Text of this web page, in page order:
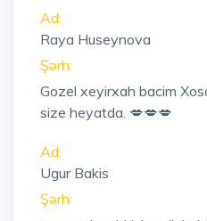
Ad:
Raya Huseynova
Şərh:
Gozel xeyirxah bacim
size heyatda. 💋💋💋
Ad:
Ugur Bakis
Şərh: